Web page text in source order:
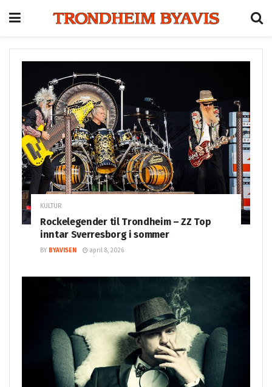
KULTUR
Rockelegender til Trondheim – ZZ Top
inntar Sverresborg i sommer
BY BYAVISEN april 8, 2026